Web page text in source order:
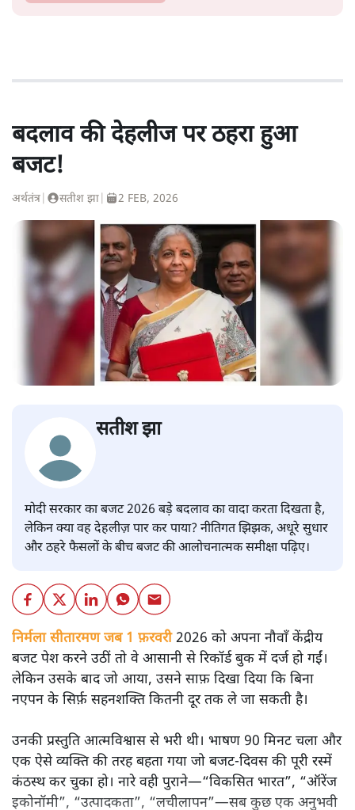
बदलाव की देहलीज पर ठहरा हुआ
बजट!
अर्थतंत्र सतीश झा 2 FEB, 2026
सतीश झा
मोदी सरकार का बजट 2026 बड़े बदलाव का वादा करता दिखता है,
लेकिन क्या वह देहलीज़ पार कर पाया? नीतिगत झिझक, अधूरे सुधार
और ठहरे फैसलों के बीच बजट की आलोचनात्मक समीक्षा पढ़िए।
निर्मला सीतारमण जब 1 फ़रवरी2026 को अपना नौवाँ केंद्रीय
बजट पेश करने उठीं तो वे आसानी से रिकॉर्ड बुक में दर्ज हो गईं।
लेकिन उसके बाद जो आया, उसने साफ़ दिखा दिया कि बिना
नएपन के सिर्फ़ सहनशक्ति कितनी दूर तक ले जा सकती है।
उनकी प्रस्तुति आत्मविश्वास से भरी थी। भाषण 90 मिनट चला और
एक ऐसे व्यक्ति की तरह बहता गया जो बजट‑दिवस की पूरी रस्में
कंठस्थ कर चुका हो। नारे वही पुराने—“विकसित भारत”, “ऑरेंज
इकोनॉमी”, “उत्पादकता”, “लचीलापन”—सब कुछ एक अनुभवी